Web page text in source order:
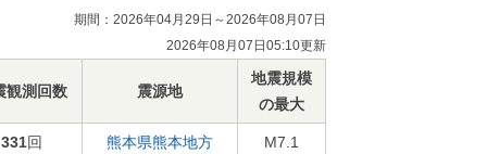
期間：2026年04月29日～2026年08月07日
2026年08月07日05:10更新
観測回数 震源地
地震規模
の最大
331回 熊本県熊本地方 M7.1